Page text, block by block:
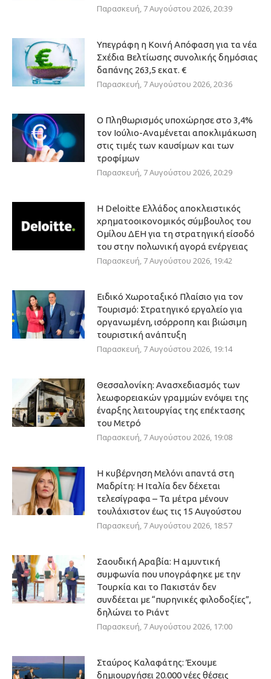
Παρασκευή, 7 Αυγούστου 2026, 20:39
Υπεγράφη η Κοινή Απόφαση για τα νέα
Σχέδια Βελτίωσης συνολικής δημόσιας
δαπάνης 263,5 εκατ. €
Παρασκευή, 7 Αυγούστου 2026, 20:36
Ο Πληθωρισμός υποχώρησε στο 3,4%
τον Ιούλιο-Αναμένεται αποκλιμάκωση
στις τιμές των καυσίμων και των
τροφίμων
Παρασκευή, 7 Αυγούστου 2026, 20:29
Η Deloitte Ελλάδος αποκλειστικός
χρηματοοικονομικός σύμβουλος του
Ομίλου ΔΕΗ για τη στρατηγική είσοδό
του στην πολωνική αγορά ενέργειας
Παρασκευή, 7 Αυγούστου 2026, 19:42
Ειδικό Χωροταξικό Πλαίσιο για τον
Τουρισμό: Στρατηγικό εργαλείο για
οργανωμένη, ισόρροπη και βιώσιμη
τουριστική ανάπτυξη
Παρασκευή, 7 Αυγούστου 2026, 19:14
Θεσσαλονίκη: Ανασχεδιασμός των
λεωφορειακών γραμμών ενόψει της
έναρξης λειτουργίας της επέκτασης
του Μετρό
Παρασκευή, 7 Αυγούστου 2026, 19:08
Η κυβέρνηση Μελόνι απαντά στη
Μαδρίτη: Η Ιταλία δεν δέχεται
τελεσίγραφα – Τα μέτρα μένουν
τουλάχιστον έως τις 15 Αυγούστου
Παρασκευή, 7 Αυγούστου 2026, 18:57
Σαουδική Αραβία: Η αμυντική
συμφωνία που υπογράφηκε με την
Τουρκία και το Πακιστάν δεν
συνδέεται με “πυρηνικές φιλοδοξίες”,
δηλώνει το Ριάντ
Παρασκευή, 7 Αυγούστου 2026, 17:00
Σταύρος Καλαφάτης: Έχουμε
δημιουργήσει 20.000 νέες θέσεις